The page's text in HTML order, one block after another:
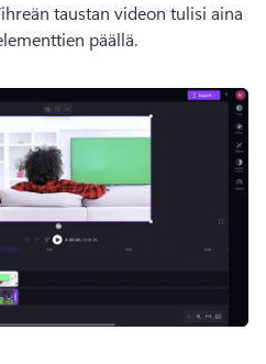
taustan videon tulisi aina
päällä.